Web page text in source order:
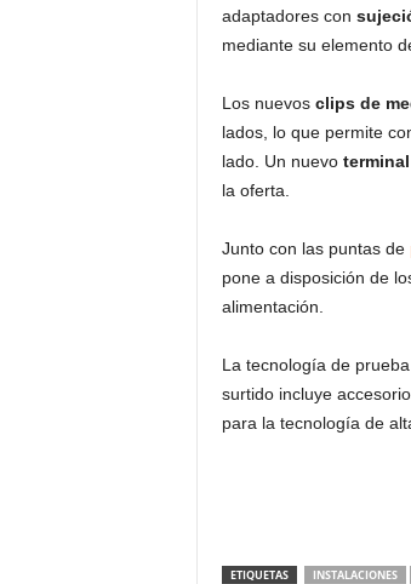
adaptadores con
mediante su elemento
Los nuevos clips de
lados, lo que permite
lado. Un nuevo
la oferta.
Junto con las puntas de
pone a disposición de
alimentación.
La tecnología de
surtido incluye
para la tecnología de
ETIQUETAS INSTALACIONES